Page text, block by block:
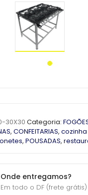
Onde entregamos?
Em todo o DF (frete
30X30 Categoria:
, CONFEITARIAS,
, POUSADAS,